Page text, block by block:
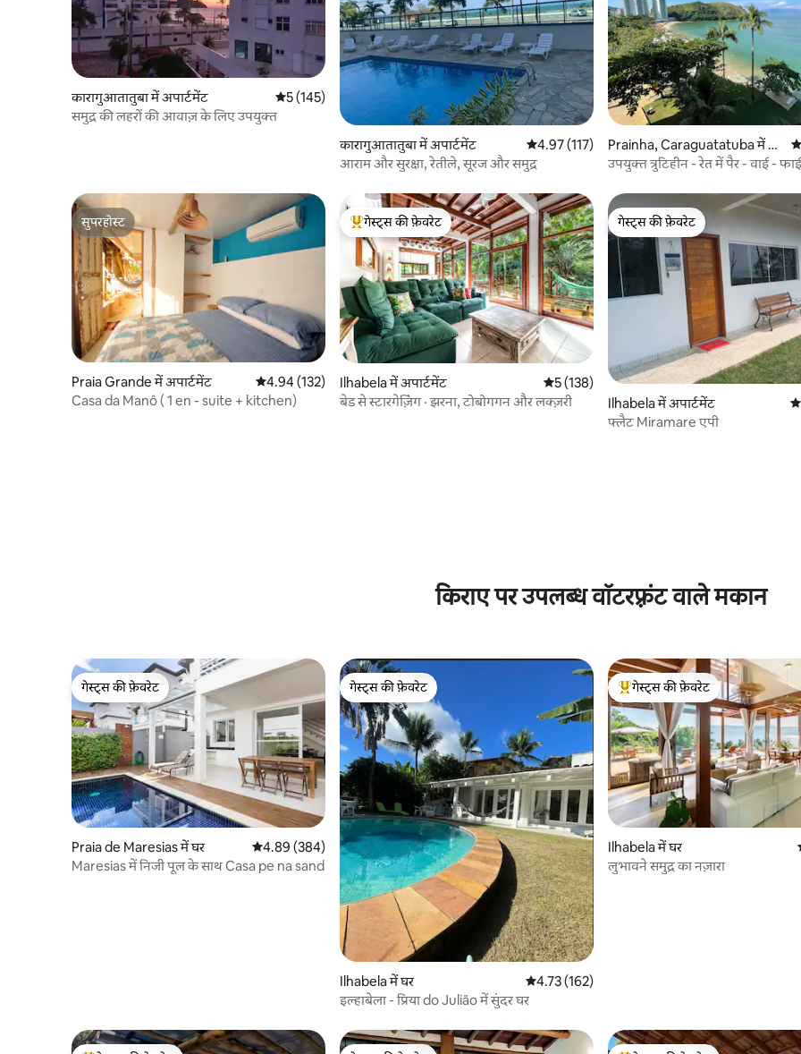
कारागुआतातुबा में अपार्टमेंट औसत रेटिंग 5 में से 5, 145 समीक्षाएँ
5 (145)
समुद्र की लहरों की आवाज़ के लिए उपयुक्त
कारागुआतातुबा में अपार्टमेंट औसत रेटिंग 5 में से 4.97, 117 समीक्षाएँ
4.97 (117)
आराम और सुरक्षा, रेतीले, सूरज और समुद्र
Prainha, Caraguatatuba में अ
पार्टमेंट
उपयुक्त त्रुटिहीन - रेत में पैर - वाई -
सुपरहोस्ट
सुपरहोस्ट
Praia Grande में अपार्टमेंट औसत रेटिंग 5 में से 4.94, 132 समीक्षाएँ
4.94 (132)
Casa da Manô ( 1 en - suite + kitchen)
गेस्ट्स का टॉप फ़ेवरेट
गेस्ट्स की फ़ेवरेट
Ilhabela में अपार्टमेंट औसत रेटिंग 5 में से 5, 138 समीक्षाएँ
5 (138)
बेड से स्टारगेज़िंग · झरना, टोबोगगन और लक्ज़री
गेस्ट्स की फ़ेवरेट
गेस्ट्स की फ़ेवरेट
Ilhabela में अपार्टमेंट
फ्लैट Miramare एपी
किराए पर उपलब्ध वॉटरफ़्रंट वाले मकान
गेस्ट्स की फ़ेवरेट
गेस्ट्स की फ़ेवरेट
Praia de Maresias में घर औसत रेटिंग 5 में से 4.89, 384 समीक्षाएँ
4.89 (384)
Maresias में निजी पूल के साथ Casa pe na sand
गेस्ट्स की फ़ेवरेट
गेस्ट्स की फ़ेवरेट
Ilhabela में घर औसत रेटिंग 5 में से 4.73, 162 समीक्षाएँ
4.73 (162)
इल्हाबेला - प्रिया do Julião में सुंदर घर
गेस्ट्स का टॉप फ़ेवरेट
गेस्ट्स की फ़ेवरेट
Ilhabela में घर
लुभावने समुद्र का नज़ारा